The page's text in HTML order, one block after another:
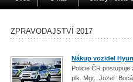
ZPRAVODAJSTVÍ 2017
Nákup vozidel
Policie ČR
plk. Mgr. Jozef